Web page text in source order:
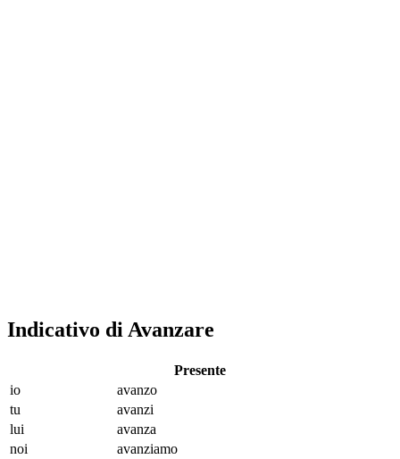
Indicativo di Avanzare
Presente
io
avanzo
tu
avanzi
lui
avanza
noi
avanziamo